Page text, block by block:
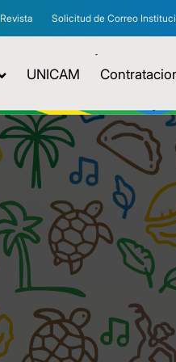
Revista Solicitud de Correo
UNICAM